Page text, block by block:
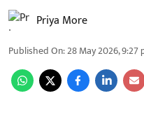
Priya More
Published On:28 May 2026, 9:27